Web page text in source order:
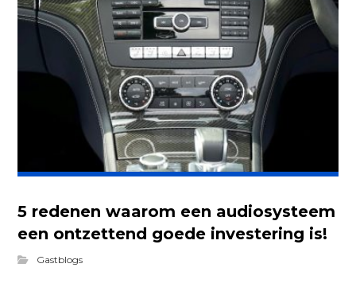
5 redenen waarom een audiosysteem
een ontzettend goede investering is!
Gastblogs